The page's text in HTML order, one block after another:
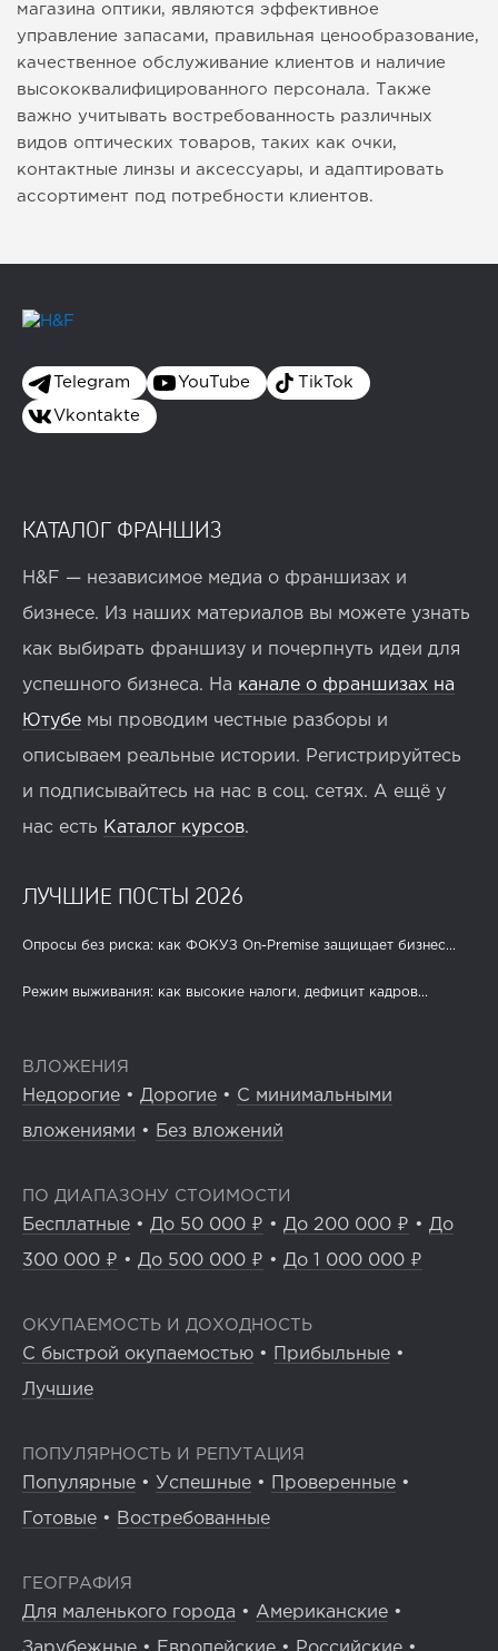
магазина оптики, являются эффективное
управление запасами, правильная ценообразование,
качественное обслуживание клиентов и наличие
высококвалифицированного персонала. Также
важно учитывать востребованность различных
видов оптических товаров, таких как очки,
контактные линзы и аксессуары, и адаптировать
ассортимент под потребности клиентов.
Telegram YouTube TikTok
Vkontakte
КАТАЛОГ ФРАНШИЗ
H&F — независимое медиа о франшизах и
бизнесе. Из наших материалов вы можете узнать
как выбирать франшизу и почерпнуть идеи для
успешного бизнеса. На канале о франшизах на
Ютубе мы проводим честные разборы и
описываем реальные истории. Регистрируйтесь
и подписывайтесь на нас в соц. сетях. А ещё у
нас есть Каталог курсов.
ЛУЧШИЕ ПОСТЫ 2026
Опросы без риска: как ФОКУЗ On-Premise защищает бизнес...
Режим выживания: как высокие налоги, дефицит кадров...
ВЛОЖЕНИЯ
Недорогие • Дорогие • С минимальными
вложениями • Без вложений
ПО ДИАПАЗОНУ СТОИМОСТИ
Бесплатные • До 50 000 ₽ • До 200 000 ₽ • До
300 000 ₽ • До 500 000 ₽ • До 1 000 000 ₽
ОКУПАЕМОСТЬ И ДОХОДНОСТЬ
С быстрой окупаемостью • Прибыльные •
Лучшие
ПОПУЛЯРНОСТЬ И РЕПУТАЦИЯ
Популярные • Успешные • Проверенные •
Готовые • Востребованные
ГЕОГРАФИЯ
Для маленького города • Американские •